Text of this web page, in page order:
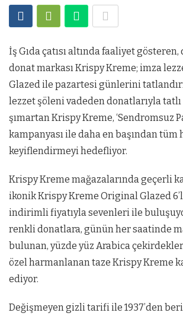
İş Gıda çatısı altında faaliyet
donat markası Krispy Kreme; imza
Glazed ile pazartesi günlerini
lezzet şöleni vadeden donatlarıyla
şımartan Krispy Kreme, ‘Sendromsuz
kampanyası ile daha en başından tüm
keyiflendirmeyi hedefliyor.
Krispy Kreme mağazalarında geçerli
ikonik Krispy Kreme Original Glazed
indirimli fiyatıyla sevenleri ile
renkli donatlara, günün her saatinde
bulunan, yüzde yüz Arabica
özel harmanlanan taze Krispy Kreme
ediyor.
Değişmeyen gizli tarifi ile 1937’den